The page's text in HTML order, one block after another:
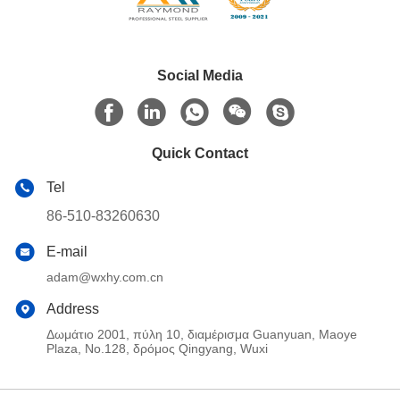
Social Media
Quick Contact
Tel
86-510-83260630
E-mail
adam@wxhy.com.cn
Address
Δωμάτιο 2001, πύλη 10, διαμέρισμα Guanyuan, Maoye
Plaza, No.128, δρόμος Qingyang, Wuxi